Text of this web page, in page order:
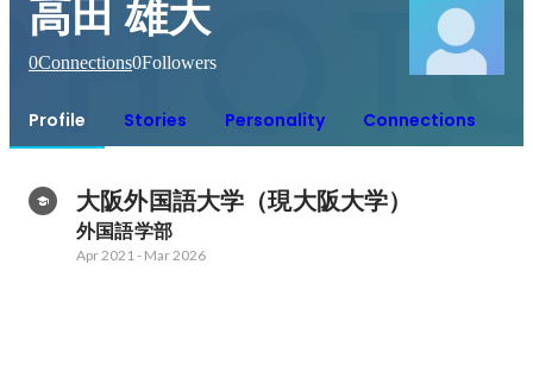
高田 雄大
0Connections0Followers
Profile Stories Personality Connections
大阪外国語大学（現大阪大学）
外国語学部
Apr 2021- Mar 2026